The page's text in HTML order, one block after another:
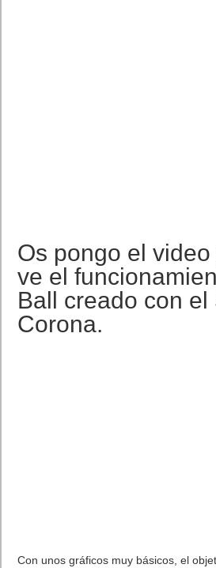
Os pongo el
ve el
Ball creado con el
Corona.
Con unos gráficos muy básicos, el